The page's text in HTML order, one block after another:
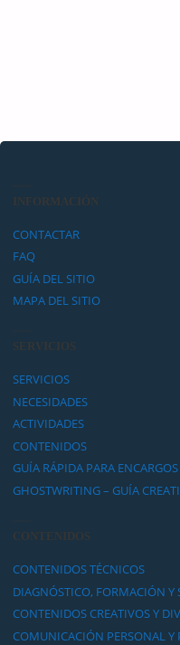
INFORMACIÓN
CONTACTAR
FAQ
GUÍA DEL SITIO
MAPA DEL SITIO
SERVICIOS
SERVICIOS
NECESIDADES
ACTIVIDADES
CONTENIDOS
GUÍA RÁPIDA PARA ENCARGOS
GHOSTWRITING – GUÍA
CONTENIDOS
CONTENIDOS TÉCNICOS
DIAGNÓSTICO, FORMACIÓN Y
CONTENIDOS CREATIVOS Y
COMUNICACIÓN PERSONAL Y